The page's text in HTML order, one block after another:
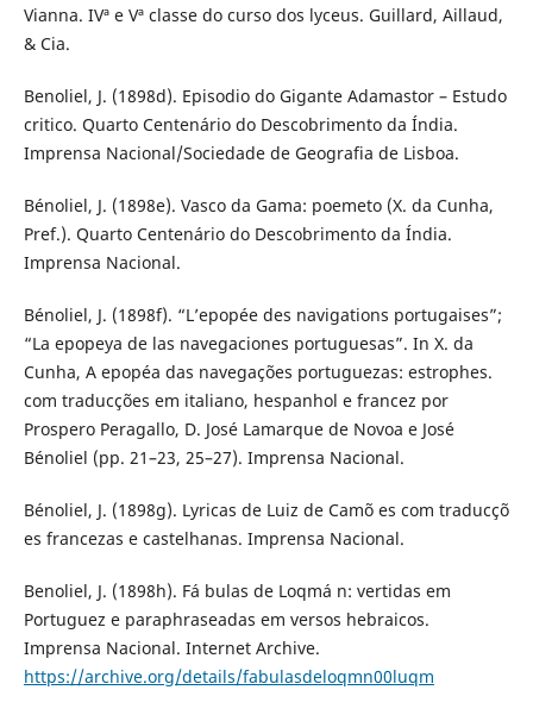
Vianna. IVª e Vª classe do curso dos lyceus. Guillard, Aillaud,
& Cia.
Benoliel, J. (1898d). Episodio do Gigante Adamastor – Estudo
critico. Quarto Centenário do Descobrimento da Índia.
Imprensa Nacional/Sociedade de Geografia de Lisboa.
Bénoliel, J. (1898e). Vasco da Gama: poemeto (X. da Cunha,
Pref.). Quarto Centenário do Descobrimento da Índia.
Imprensa Nacional.
Bénoliel, J. (1898f). “L’epopée des navigations portugaises”;
“La epopeya de las navegaciones portuguesas”. In X. da
Cunha, A epopéa das navegações portuguezas: estrophes.
com traducções em italiano, hespanhol e francez por
Prospero Peragallo, D. José Lamarque de Novoa e José
Bénoliel (pp. 21–23, 25–27). Imprensa Nacional.
Bénoliel, J. (1898g). Lyricas de Luiz de Camõ es com traducçõ
es francezas e castelhanas. Imprensa Nacional.
Benoliel, J. (1898h). Fá bulas de Loqmá n: vertidas em
Portuguez e paraphraseadas em versos hebraicos.
Imprensa Nacional. Internet Archive.
https://archive.org/details/fabulasdeloqmn00luqm